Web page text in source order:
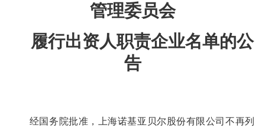
管理委员会
履行出资人职责企业名单的公
告
经国务院批准，上海诺基亚贝尔股份有限公司不再列